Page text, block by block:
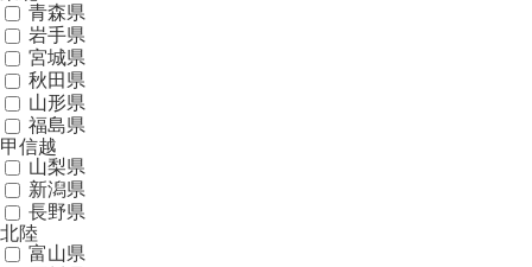
青森県
岩手県
宮城県
秋田県
山形県
福島県
甲信越
山梨県
新潟県
長野県
北陸
富山県